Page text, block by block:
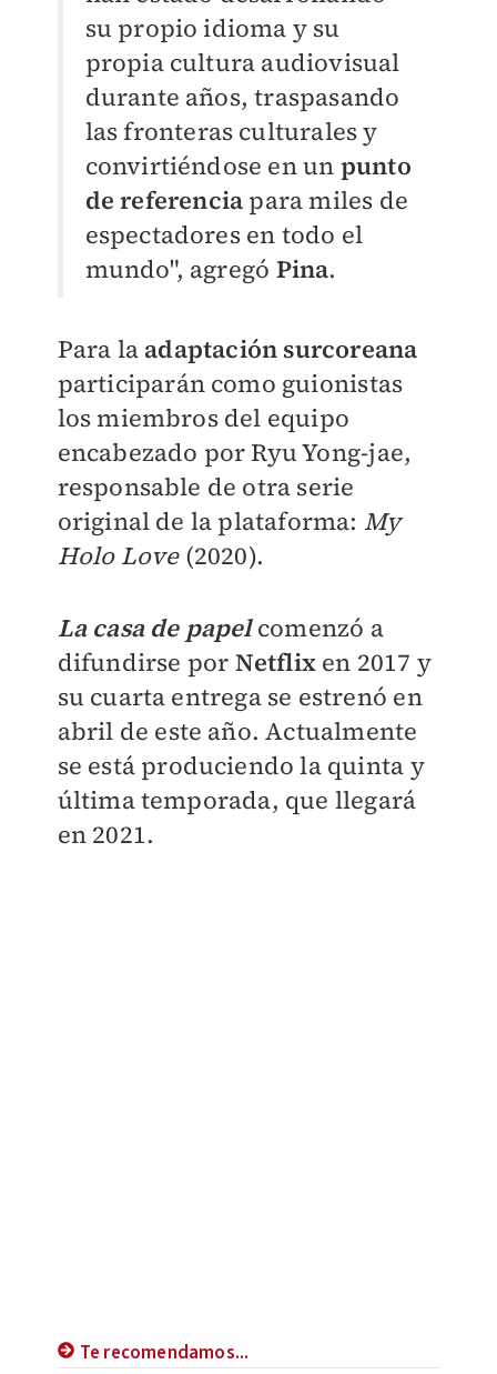
su propio idioma y su
propia cultura audiovisual
durante años, traspasando
las fronteras culturales y
convirtiéndose en un punto
de referencia para miles de
espectadores en todo el
mundo", agregó Pina.
Para la adaptación surcoreana
participarán como guionistas
los miembros del equipo
encabezado por Ryu Yong-jae,
responsable de otra serie
original de la plataforma: My
Holo Love (2020).
La casa de papelcomenzó a
difundirse por Netflix en 2017 y
su cuarta entrega se estrenó en
abril de este año. Actualmente
se está produciendo la quinta y
última temporada, que llegará
en 2021.
Te recomendamos...